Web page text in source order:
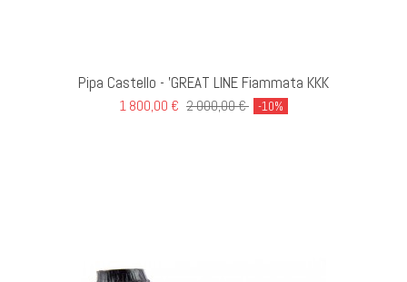
Pipa Castello - 'GREAT LINE Fiammata KKK
1 800,00 € 2 000,00 € -10%